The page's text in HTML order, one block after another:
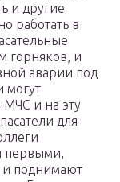
и другие
работать в
горняков, и
аварии под
могут
МЧС и на эту
для
первыми,
и поднимают